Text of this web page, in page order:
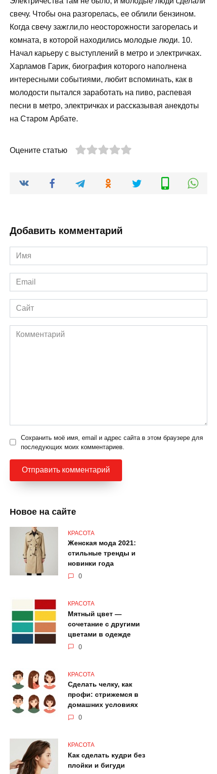
свечу. Чтобы она разгорелась, ее облили бензином.
Когда свечу зажгли,по неосторожности загорелась и
комната, в которой находились молодые люди. 10.
Начал карьеру с выступлений в метро и электричках.
Харламов Гарик, биография которого наполнена
интересными событиями, любит вспоминать, как в
молодости пытался заработать на пиво, распевая
песни в метро, электричках и рассказывая анекдоты
на Старом Арбате.
Оцените статью
Добавить комментарий
Имя
*
Email
*
Сайт
Комментарий
Сохранить моё имя, email и адрес сайта в этом браузере для
последующих моих комментариев.
Новое на сайте
КРАСОТА
Женская мода 2021:
стильные тренды и
новинки года
0
КРАСОТА
Мятный цвет —
сочетание с другими
цветами в одежде
0
КРАСОТА
Сделать челку, как
профи: стрижемся в
домашних условиях
0
КРАСОТА
Как сделать кудри без
плойки и бигуди